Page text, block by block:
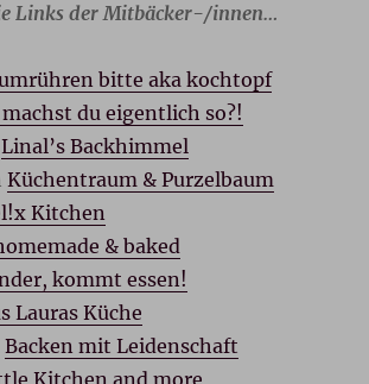
Links der Mitbäcker-/innen…
bitte aka kochtopf
machst du eigentlich so?!
Linal’s Backhimmel
Küchentraum & Purzelbaum
Kitchen
& baked
kommt essen!
Lauras Küche
Backen mit Leidenschaft